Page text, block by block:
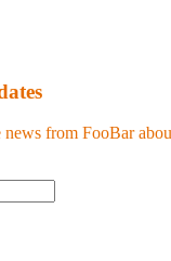
news from FooBar